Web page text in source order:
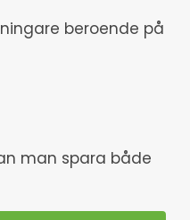
beroende på
man spara både